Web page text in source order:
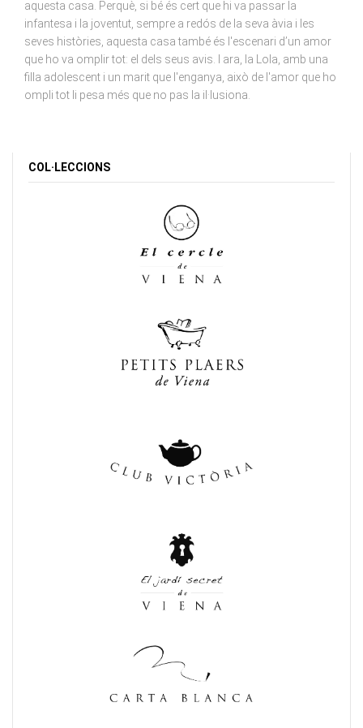
aquesta casa. Perquè, si bé és cert que hi va passar la
infantesa i la joventut, sempre a redós de la seva àvia i les
seves històries, aquesta casa també és l'escenari d’un amor
que ho va omplir tot: el dels seus avis. I ara, la Lola, amb una
filla adolescent i un marit que l'enganya, això de l'amor que ho
ompli tot li pesa més que no pas la il·lusiona.
COL·LECCIONS